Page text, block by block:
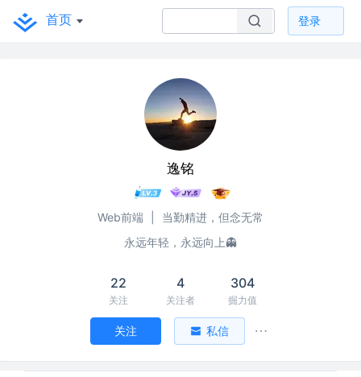
首页 登录
逸铭
Web前端
当勤精进，但念无常
永远年轻，永远向上👻
22
关注
4
关注者
304
掘力值
关注 私信